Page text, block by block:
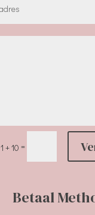
1 + 10 =
Betaal